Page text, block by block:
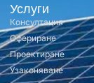
Услуги
Консултация
Офериране
Проектиране
Узаконяване